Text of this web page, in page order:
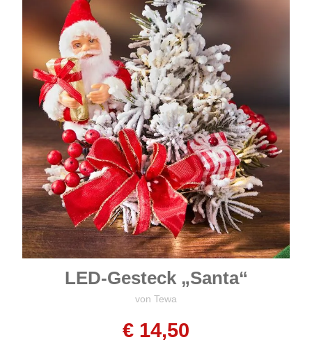
LED-Gesteck „Santa“
von Tewa
€ 14,50